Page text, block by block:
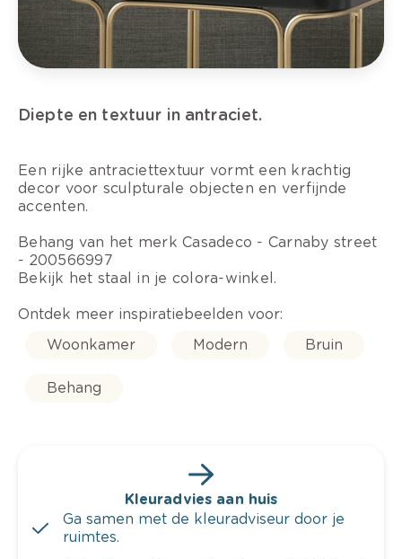
Diepte en textuur in antraciet.
Een rijke antraciettextuur vormt een krachtig
decor voor sculpturale objecten en verfijnde
accenten.
Behang van het merk Casadeco - Carnaby street
- 200566997
Bekijk het staal in je colora-winkel.
Ontdek meer inspiratiebeelden voor:
Woonkamer
Modern Bruin
Behang
Kleuradvies aan huis
Ga samen met de kleuradviseur door je
ruimtes.